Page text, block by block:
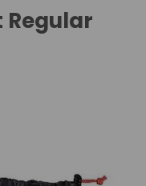
Regular